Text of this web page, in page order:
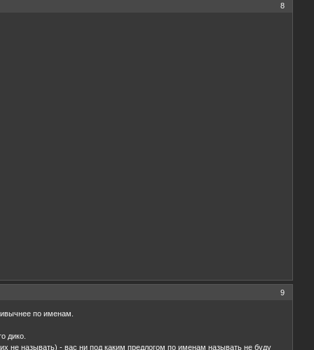
8
9
по именам.
дико.
не называть) - вас ни под каким предлогом по именам называть не буду